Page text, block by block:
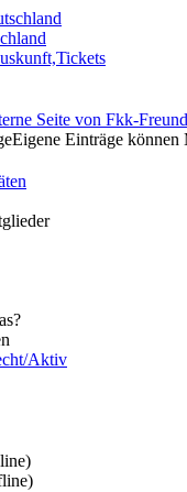
Seite von Fkk-
Eigene Einträge können
Aktiv